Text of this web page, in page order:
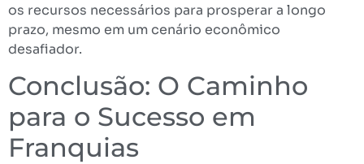
os recursos necessários para prosperar a longo
prazo, mesmo em um cenário econômico
desafiador.
Conclusão: O Caminho
para o Sucesso em
Franquias